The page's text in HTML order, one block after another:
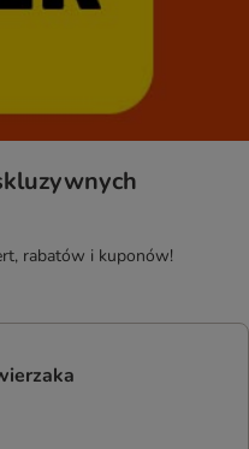
rabatów i kuponów!